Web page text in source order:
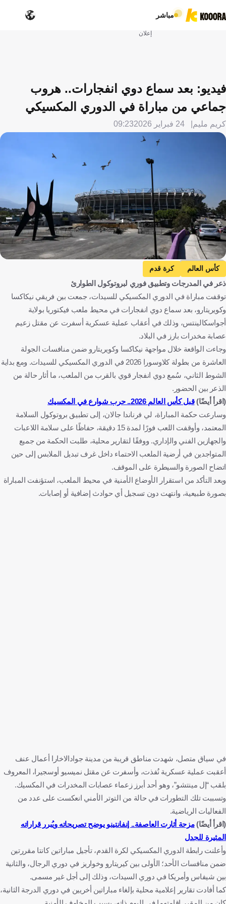
مباشر
إعلان
فيديو: بعد سماع دوي انفجارات.. هروب
جماعي من مباراة في الدوري المكسيكي
كريم مليم 24 فبراير 2026 09:23
Getty Images
كأس العالم كرة قدم
ذعر في المدرجات وتطبيق فوري لبروتوكول الطوارئ
توقفت مباراة في الدوري المكسيكي للسيدات، جمعت بين فريقي نيكاكسا
وكويريتارو، بعد سماع دوي انفجارات في محيط ملعب فيكتوريا بولاية
أجواسكالينتس، وذلك في أعقاب عملية عسكرية أسفرت عن مقتل زعيم
عصابة مخدرات بارز في البلاد.
وجاءت الواقعة خلال مواجهة نيكاكسا وكويريتارو ضمن منافسات الجولة
العاشرة من بطولة كلاوسورا 2026 في الدوري المكسيكي للسيدات. ومع بداية
الشوط الثاني، سُمع دوي انفجار قوي بالقرب من الملعب، ما أثار حالة من
الذعر بين الحضور.
(اقرأ أيضًا)قبل كأس العالم 2026.. حرب شوارع في المكسيك
وسارعت حكمة المباراة، لي فرناندا جالان، إلى تطبيق بروتوكول السلامة
المعتمد، وأوقفت اللعب فورًا لمدة 15 دقيقة، حفاظًا على سلامة اللاعبات
والجهازين الفني والإداري. ووفقًا لتقارير محلية، طلبت الحكمة من جميع
المتواجدين في أرضية الملعب الاحتماء داخل غرف تبديل الملابس إلى حين
اتضاح الصورة والسيطرة على الموقف.
وبعد التأكد من استقرار الأوضاع الأمنية في محيط الملعب، استؤنفت المباراة
بصورة طبيعية، وانتهت دون تسجيل أي حوادث إضافية أو إصابات.
في سياق متصل، شهدت مناطق قريبة من مدينة جوادالاخارا أعمال عنف
أعقبت عملية عسكرية نُفذت، وأسفرت عن مقتل نميسيو أوسجيرا، المعروف
بلقب “إل مينتشو”، وهو أحد أبرز زعماء عصابات المخدرات في المكسيك.
وتسببت تلك التطورات في حالة من التوتر الأمني انعكست على عدد من
الفعاليات الرياضية.
(اقرأ أيضًا)مزحة أثارت العاصفة.. إنفانتينو يوضح تصريحاته ويُبرر قراراته
المثيرة للجدل
وأعلنت رابطة الدوري المكسيكي لكرة القدم، تأجيل مباراتين كانتا مقررتين
ضمن منافسات الأحد؛ الأولى بين كيريتارو وخواريز في دوري الرجال، والثانية
بين شيفاس وأمريكا في دوري السيدات، وذلك إلى أجل غير مسمى.
كما أفادت تقارير إعلامية محلية بإلغاء مباراتين أخريين في دوري الدرجة الثانية،